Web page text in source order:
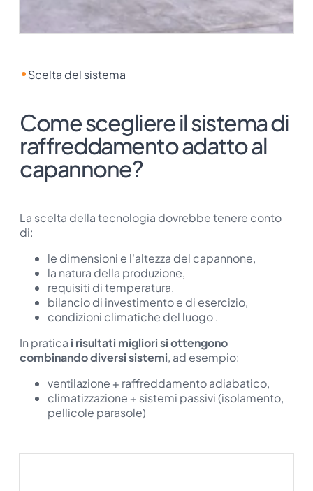
Scelta del sistema
Come scegliere il sistema di
raffreddamento adatto al
capannone?
La scelta della tecnologia dovrebbe tenere conto
di:
le dimensioni e l'altezza del capannone,
la natura della produzione,
requisiti di temperatura,
bilancio di investimento e di esercizio,
condizioni climatiche del luogo .
In pratica i risultati migliori si ottengono
combinando diversi sistemi, ad esempio:
ventilazione + raffreddamento adiabatico,
climatizzazione + sistemi passivi (isolamento,
pellicole parasole)